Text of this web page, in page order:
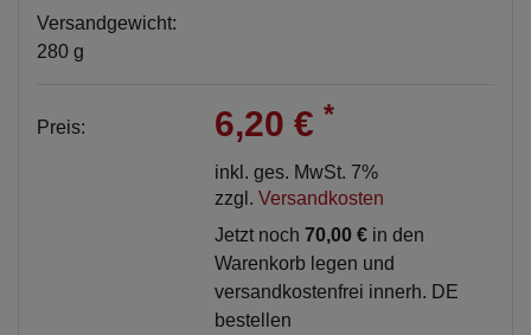
Versandgewicht:
280 g
Preis: 6,20 € *
inkl. ges. MwSt. 7%
zzgl. Versandkosten
Jetzt noch 70,00 € in den
Warenkorb legen und
versandkostenfrei innerh. DE
bestellen